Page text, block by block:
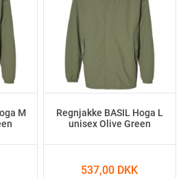
M
Regnjakke BASIL Hoga L
unisex Olive Green
537,00 DKK